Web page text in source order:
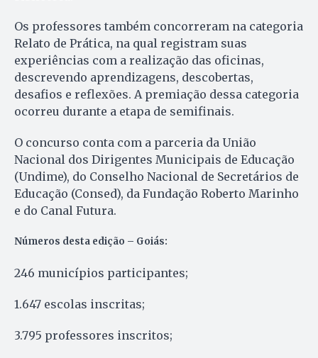
Os professores também concorreram na categoria
Relato de Prática, na qual registram suas
experiências com a realização das oficinas,
descrevendo aprendizagens, descobertas,
desafios e reflexões. A premiação dessa categoria
ocorreu durante a etapa de semifinais.
O concurso conta com a parceria da União
Nacional dos Dirigentes Municipais de Educação
(Undime), do Conselho Nacional de Secretários de
Educação (Consed), da Fundação Roberto Marinho
e do Canal Futura.
Números desta edição – Goiás:
246 municípios participantes;
1.647 escolas inscritas;
3.795 professores inscritos;